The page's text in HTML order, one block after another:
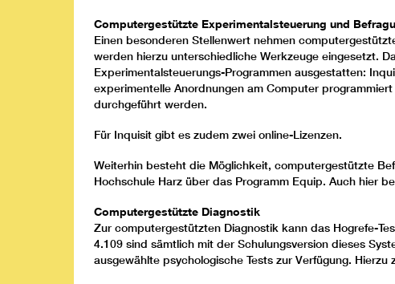
Computergestützte Experimentalsteuerung und
Einen besonderen Stellenwert nehmen
werden hierzu unterschiedliche Werkzeuge eingesetzt.
Experimentalsteuerungs-Programmen ausgestatten:
experimentelle Anordnungen am Computer
durchgeführt werden.
Für Inquisit gibt es zudem zwei online-Lizenzen.
Weiterhin besteht die Möglichkeit, computergestützte
Hochschule Harz über das Programm Equip. Auch hier
Computergestützte Diagnostik
Zur computergestützten Diagnostik kann das Hogrefe-
4.109 sind sämtlich mit der Schulungsversion dieses
ausgewählte psychologische Tests zur Verfügung. Hierzu